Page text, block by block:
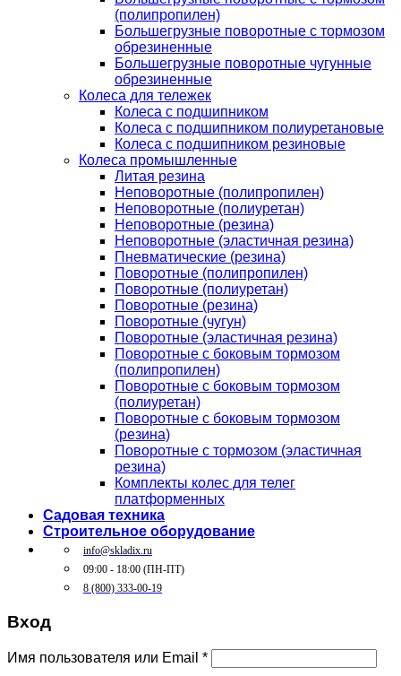
(полипропилен)
Большегрузные поворотные с тормозом
обрезиненные
Большегрузные поворотные чугунные
обрезиненные
Колеса для тележек
Колеса с подшипником
Колеса с подшипником полиуретановые
Колеса с подшипником резиновые
Колеса промышленные
Литая резина
Неповоротные (полипропилен)
Неповоротные (полиуретан)
Неповоротные (резина)
Неповоротные (эластичная резина)
Пневматические (резина)
Поворотные (полипропилен)
Поворотные (полиуретан)
Поворотные (резина)
Поворотные (чугун)
Поворотные (эластичная резина)
Поворотные c боковым тормозом
(полипропилен)
Поворотные c боковым тормозом
(полиуретан)
Поворотные c боковым тормозом
(резина)
Поворотные c тормозом (эластичная
резина)
Комплекты колес для телег
платформенных
Садовая техника
Строительное оборудование
info@skladix.ru
09:00 - 18:00 (ПН-ПТ)
8 (800) 333-00-19
Вход
Имя пользователя или Email *